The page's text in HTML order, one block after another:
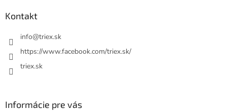
Kontakt
info@triex.sk
https://www.facebook.com/triex.sk/
triex.sk
Informácie pre vás